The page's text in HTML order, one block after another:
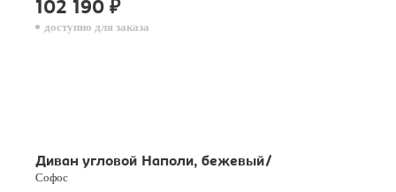
102 190 ₽
доступно для заказа
Диван угловой Наполи, бежевый/
Софос